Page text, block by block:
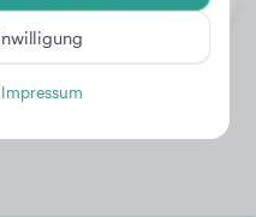
Impressum